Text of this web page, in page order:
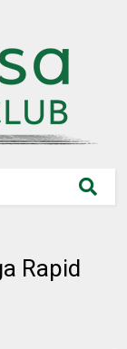
Rapid